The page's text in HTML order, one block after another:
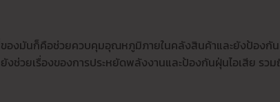
ของมันก็คือช่วยควบคุมอุณหภูมิภายในคลังสินค้าและยังป้องกัน
งช่วยเรื่องของการประหยัดพลังงานและป้องกันฝุ่นไอเสีย รวม